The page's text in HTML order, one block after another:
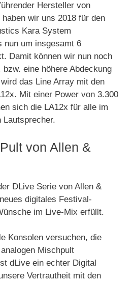
Hersteller von
wir uns 2018 für den
Kara System
nun um insgesamt 6
Damit können wir nun noch
eine höhere Abdeckung
das Line Array mit den
Mit einer Power von 3.300
sich die LA12x für alle im
Lautsprecher.
von Allen &
DLive Serie von Allen &
digitales Festival-
im Live-Mix erfüllt.
Konsolen versuchen, die
Mischpult
dLive ein echter Digital
Vertrautheit mit den